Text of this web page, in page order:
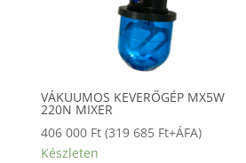
VÁKUUMOS KEVERŐGÉP MX5W
220N MIXER
406 000 Ft (319 685 Ft+ÁFA)
Készleten